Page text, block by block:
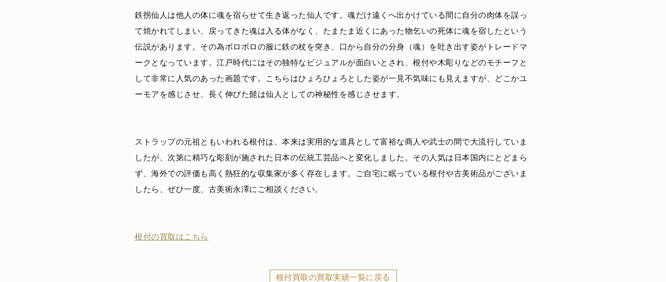
鉄拐仙人は他人の体に魂を宿らせて生き返った仙人です。魂だけ遠くへ出かけている間に自分の肉体を誤っ
て焼かれてしまい、戻ってきた魂は入る体がなく、たまたま近くにあった物乞いの死体に魂を宿したという
伝説があります。その為ボロボロの服に鉄の杖を突き、口から自分の分身（魂）を吐き出す姿がトレードマ
ークとなっています。江戸時代にはその独特なビジュアルが面白いとされ、根付や木彫りなどのモチーフと
して非常に人気のあった画題です。こちらはひょろひょろとした姿が一見不気味にも見えますが、どこかユ
ーモアを感じさせ、長く伸びた髭は仙人としての神秘性を感じさせます。
ストラップの元祖ともいわれる根付は、本来は実用的な道具として富裕な商人や武士の間で大流行していま
したが、次第に精巧な彫刻が施された日本の伝統工芸品へと変化しました。その人気は日本国内にとどまら
ず、海外での評価も高く熱狂的な収集家が多く存在します。ご自宅に眠っている根付や古美術品がございま
したら、ぜひ一度、古美術永澤にご相談ください。
根付の買取はこちら
根付買取の買取実績一覧に戻る